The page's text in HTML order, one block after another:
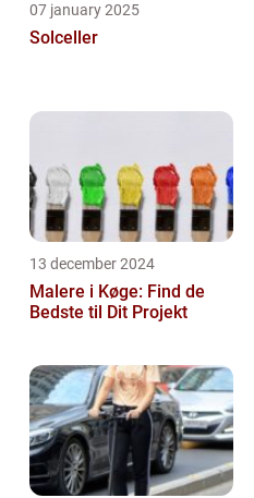
07 january 2025
Solceller
13 december 2024
Malere i Køge: Find de
Bedste til Dit Projekt